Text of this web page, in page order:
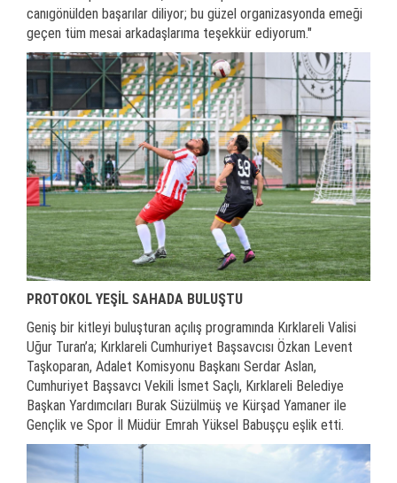
canıgönülden başarılar diliyor; bu güzel organizasyonda emeği
geçen tüm mesai arkadaşlarıma teşekkür ediyorum."
PROTOKOL YEŞİL SAHADA BULUŞTU
Geniş bir kitleyi buluşturan açılış programında Kırklareli Valisi
Uğur Turan’a; Kırklareli Cumhuriyet Başsavcısı Özkan Levent
Taşkoparan, Adalet Komisyonu Başkanı Serdar Aslan,
Cumhuriyet Başsavcı Vekili İsmet Saçlı, Kırklareli Belediye
Başkan Yardımcıları Burak Süzülmüş ve Kürşad Yamaner ile
Gençlik ve Spor İl Müdür Emrah Yüksel Babuşçu eşlik etti.